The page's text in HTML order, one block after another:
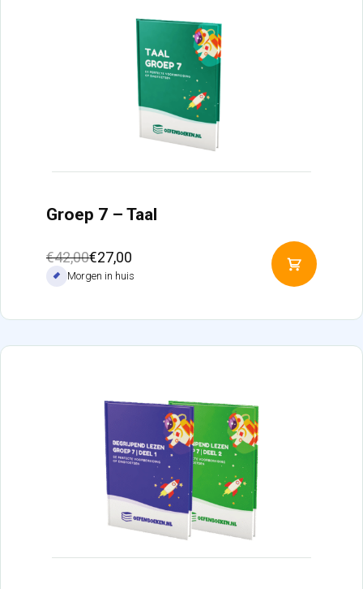
Groep 7 – Taal
€42,00
Oorspronkelijke
prijs
€27,00
Huidige
prijsMorgen in huis
aan